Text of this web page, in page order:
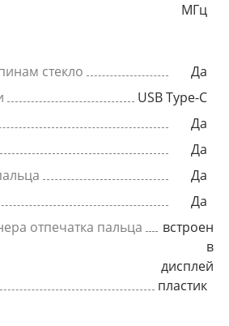
МГц
стекло
Да
USB Type-C
Да
Да
Да
Да
отпечатка пальца
встроен
в
дисплей
пластик